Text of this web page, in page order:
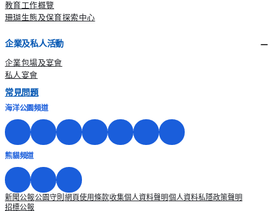
教育工作概覽
珊瑚生態及保育探索中心
企業及私人活動
企業包場及宴會
私人宴會
常見問題
新聞公報公園守則 網頁使用條款收集個人資料聲明個人資料私隱政策聲明
招標公報
海洋公園頻道
熊貓頻道